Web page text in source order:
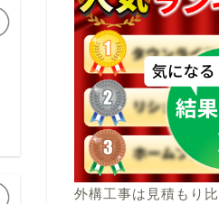
外構工事は見積もり